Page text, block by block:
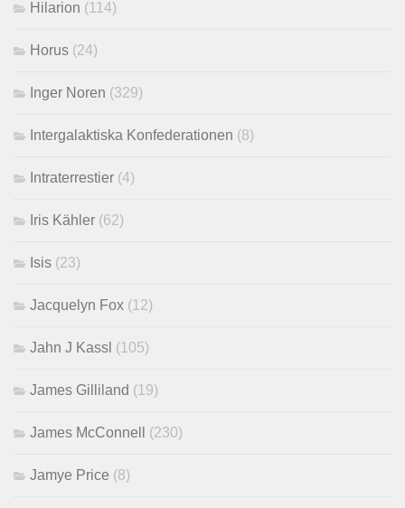
Hilarion (114)
Horus (24)
Inger Noren (329)
Intergalaktiska Konfederationen (8)
Intraterrestier (4)
Iris Kähler (62)
Isis (23)
Jacquelyn Fox (12)
Jahn J Kassl (105)
James Gilliland (19)
James McConnell (230)
Jamye Price (8)